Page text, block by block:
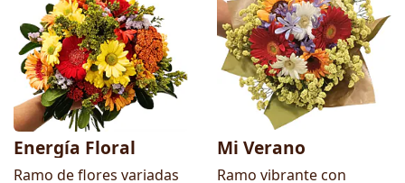
Energía Floral
Ramo de flores variadas
Mi Verano
Ramo vibrante con